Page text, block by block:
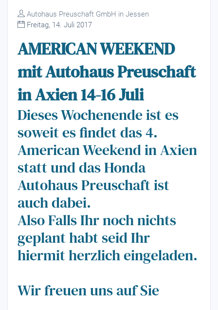
Autohaus Preuschaft GmbH in Jessen
Freitag, 14. Juli 2017
AMERICAN WEEKEND
mit Autohaus Preuschaft
in Axien 14-16 Juli
Dieses Wochenende ist es
soweit es findet das 4.
American Weekend in Axien
statt und das Honda
Autohaus Preuschaft ist
auch dabei.
Also Falls Ihr noch nichts
geplant habt seid Ihr
hiermit herzlich eingeladen.
Wir freuen uns auf Sie